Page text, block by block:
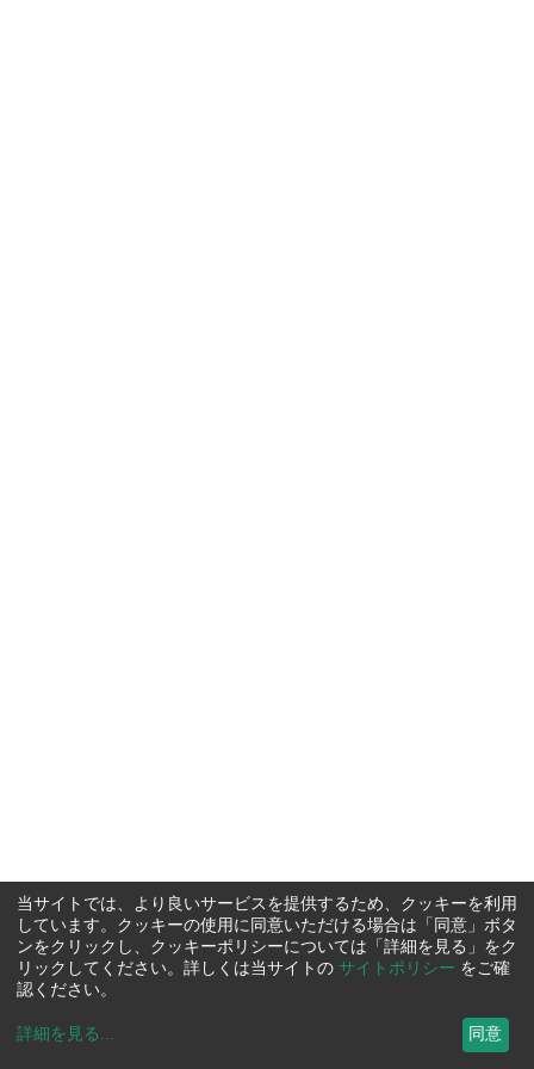
当サイトでは、より良いサービスを提供するため、クッキーを利用
しています。クッキーの使用に同意いただける場合は「同意」ボタ
ンをクリックし、クッキーポリシーについては「詳細を見る」をク
リックしてください。詳しくは当サイトの サイトポリシー をご確
認ください。
詳細を見る ... 同意